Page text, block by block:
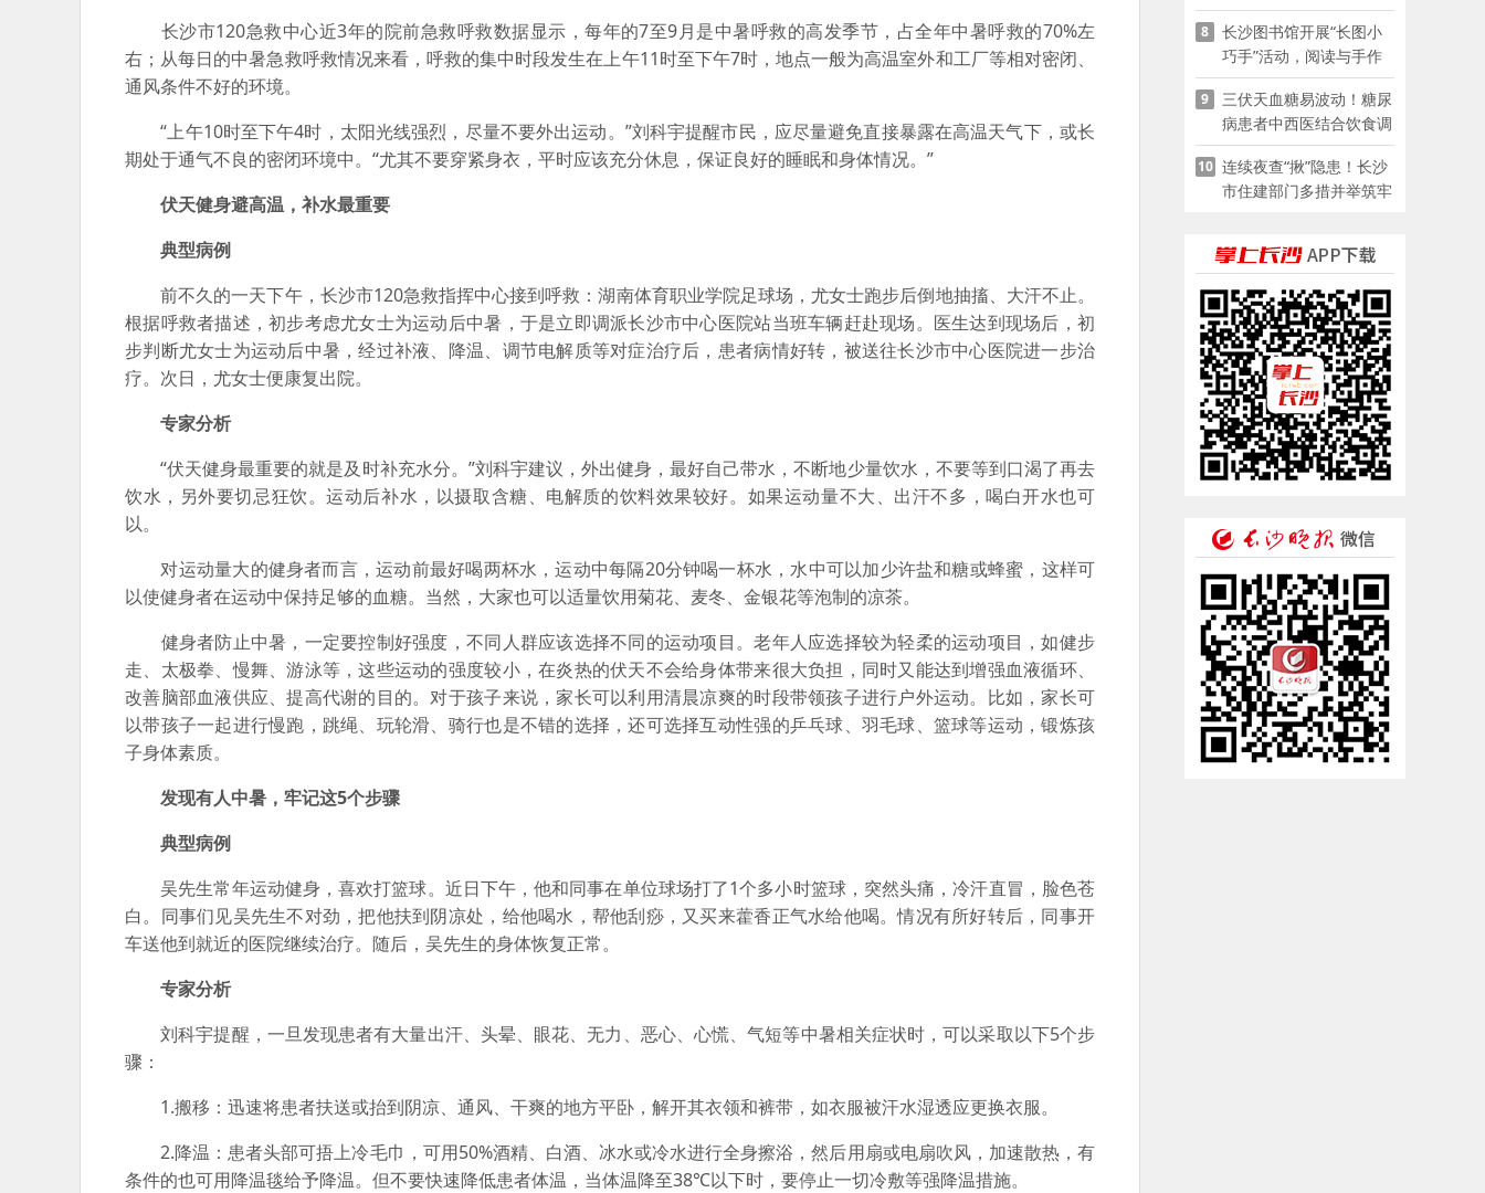
长沙市120急救中心近3年的院前急救呼救数据显示，每年的7至9月是中暑呼救的高发季节，占全年中暑呼救的70%左
右；从每日的中暑急救呼救情况来看，呼救的集中时段发生在上午11时至下午7时，地点一般为高温室外和工厂等相对密闭、
通风条件不好的环境。
“上午10时至下午4时，太阳光线强烈，尽量不要外出运动。”刘科宇提醒市民，应尽量避免直接暴露在高温天气下，或长
期处于通气不良的密闭环境中。“尤其不要穿紧身衣，平时应该充分休息，保证良好的睡眠和身体情况。”
伏天健身避高温，补水最重要
典型病例
前不久的一天下午，长沙市120急救指挥中心接到呼救：湖南体育职业学院足球场，尤女士跑步后倒地抽搐、大汗不止。
根据呼救者描述，初步考虑尤女士为运动后中暑，于是立即调派长沙市中心医院站当班车辆赶赴现场。医生达到现场后，初
步判断尤女士为运动后中暑，经过补液、降温、调节电解质等对症治疗后，患者病情好转，被送往长沙市中心医院进一步治
疗。次日，尤女士便康复出院。
专家分析
“伏天健身最重要的就是及时补充水分。”刘科宇建议，外出健身，最好自己带水，不断地少量饮水，不要等到口渴了再去
饮水，另外要切忌狂饮。运动后补水，以摄取含糖、电解质的饮料效果较好。如果运动量不大、出汗不多，喝白开水也可
以。
对运动量大的健身者而言，运动前最好喝两杯水，运动中每隔20分钟喝一杯水，水中可以加少许盐和糖或蜂蜜，这样可
以使健身者在运动中保持足够的血糖。当然，大家也可以适量饮用菊花、麦冬、金银花等泡制的凉茶。
健身者防止中暑，一定要控制好强度，不同人群应该选择不同的运动项目。老年人应选择较为轻柔的运动项目，如健步
走、太极拳、慢舞、游泳等，这些运动的强度较小，在炎热的伏天不会给身体带来很大负担，同时又能达到增强血液循环、
改善脑部血液供应、提高代谢的目的。对于孩子来说，家长可以利用清晨凉爽的时段带领孩子进行户外运动。比如，家长可
以带孩子一起进行慢跑，跳绳、玩轮滑、骑行也是不错的选择，还可选择互动性强的乒乓球、羽毛球、篮球等运动，锻炼孩
子身体素质。
发现有人中暑，牢记这5个步骤
典型病例
吴先生常年运动健身，喜欢打篮球。近日下午，他和同事在单位球场打了1个多小时篮球，突然头痛，冷汗直冒，脸色苍
白。同事们见吴先生不对劲，把他扶到阴凉处，给他喝水，帮他刮痧，又买来藿香正气水给他喝。情况有所好转后，同事开
车送他到就近的医院继续治疗。随后，吴先生的身体恢复正常。
专家分析
刘科宇提醒，一旦发现患者有大量出汗、头晕、眼花、无力、恶心、心慌、气短等中暑相关症状时，可以采取以下5个步
骤：
1.搬移：迅速将患者扶送或抬到阴凉、通风、干爽的地方平卧，解开其衣领和裤带，如衣服被汗水湿透应更换衣服。
2.降温：患者头部可捂上冷毛巾，可用50%酒精、白酒、冰水或冷水进行全身擦浴，然后用扇或电扇吹风，加速散热，有
条件的也可用降温毯给予降温。但不要快速降低患者体温，当体温降至38℃以下时，要停止一切冷敷等强降温措施。
响
8
长沙图书馆开展“长图小
巧手”活动，阅读与手作
赋能少儿暑期成长
9
三伏天血糖易波动！糖尿
病患者中西医结合饮食调
养指南
10 连续夜查“揪”隐患！长沙
市住建部门多措并举筑牢